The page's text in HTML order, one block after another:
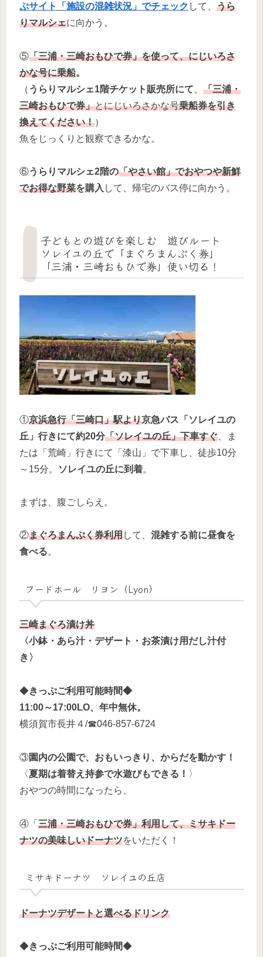
ぷサイト「施設の混雑状況」でチェック して、 うら
りマルシェに向かう。
⑤「三浦・三崎おもひで券」を使って、にじいろさ
かな号に乗船。
（ うらりマルシェ1階チケット販売所にて
「三浦・
三崎おもひで券」とにじいろさかな号乗船券を引き
換えてください！）
魚をじっくりと観察できるかな。
⑥うらりマルシェ2階の「やさい館」でおやつや新鮮
でお得な野菜を購入 して、帰宅のバス停に向かう。
子どもとの遊びを楽しむ 遊びルート
ソレイユの丘で「まぐろまんぷく券」
「三浦・三崎おもひで券」使い切る！
①京浜急行「三崎口」駅より京急バス「ソレイユの
丘」行きにて約20分「ソレイユの丘」下車すぐ 、ま
たは「荒崎」行きにて「漆山」で下車し、徒歩10分
～15分。
ソレイユの丘に到着。
まずは、腹ごしらえ。
②まぐろまんぷく券利用して、 混雑する前に昼食を
食べる。
フードホール リヨン（Lyon）
三崎まぐろ漬け丼
〈小鉢・あら汁・デザート・お茶漬け用だし汁付
き〉
◆きっぷご利用可能時間◆
11:00～17:00LO、年中無休。
横須賀市長井４/☎046-857-6724
③園内の公園で、おもいっきり、からだを動かす！
〈夏期は着替え持参で水遊びもできる！ 〉
おやつの時間になったら、
④「 三浦・三崎おもひで券」利用して、ミサキドー
ナツの美味しいドーナツをいただく！
ミサキドーナツ ソレイユの丘店
ドーナツデザートと選べるドリンク
◆きっぷご利用可能時間◆